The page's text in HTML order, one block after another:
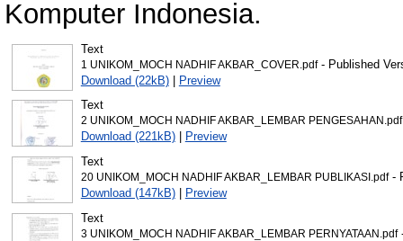
Komputer Indonesia.
Text
1 UNIKOM_MOCH NADHIF AKBAR_COVER.pdf- Published
Download (22kB)| Preview
Text
2 UNIKOM_MOCH NADHIF AKBAR_LEMBAR PENGESAHAN.pdf
Download (221kB)|
Preview
Text
20 UNIKOM_MOCH NADHIF AKBAR_LEMBAR PUBLIKASI.pdf-
Download (147kB)|
Preview
Text
3 UNIKOM_MOCH NADHIF AKBAR_LEMBAR PERNYATAAN.pdf